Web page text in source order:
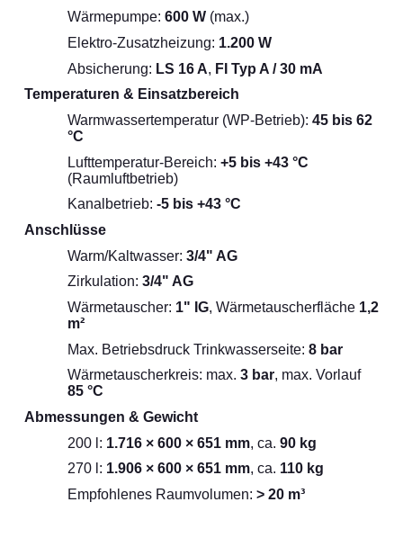
Wärmepumpe: 600 W (max.)
Elektro-Zusatzheizung: 1.200 W
Absicherung: LS 16 A, FI Typ A / 30 mA
Temperaturen & Einsatzbereich
Warmwassertemperatur (WP-Betrieb): 45 bis 62
°C
Lufttemperatur-Bereich: +5 bis +43 °C
(Raumluftbetrieb)
Kanalbetrieb: -5 bis +43 °C
Anschlüsse
Warm/Kaltwasser: 3/4" AG
Zirkulation: 3/4" AG
Wärmetauscher: 1" IG, Wärmetauscherfläche 1,2
m²
Max. Betriebsdruck Trinkwasserseite: 8 bar
Wärmetauscherkreis: max. 3 bar, max. Vorlauf
85 °C
Abmessungen & Gewicht
200 l: 1.716 × 600 × 651 mm, ca. 90 kg
270 l: 1.906 × 600 × 651 mm, ca. 110 kg
Empfohlenes Raumvolumen: > 20 m³